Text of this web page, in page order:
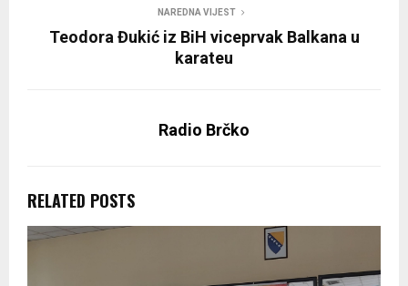
NAREDNA VIJEST
Teodora Đukić iz BiH viceprvak Balkana u
karateu
Radio Brčko
RELATED POSTS